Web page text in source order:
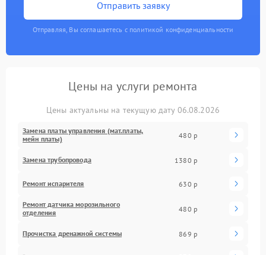
Отправить заявку
Отправляя, Вы соглашаетесь с политикой конфиденциальности
Цены на услуги ремонта
Цены актуальны на текущую дату 06.08.2026
Замена платы управления (мат.платы,
мейн платы)
480 р
Замена трубопровода 1380 р
Ремонт испарителя 630 р
Ремонт датчика морозильного
отделения
480 р
Прочистка дренажной системы 869 р